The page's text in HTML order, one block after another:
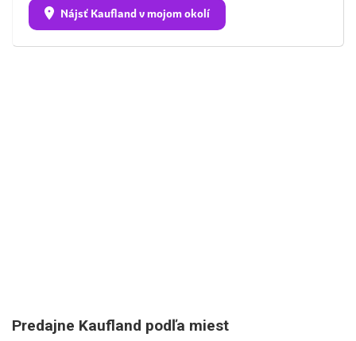
Nájsť Kaufland v mojom okolí
Predajne Kaufland podľa miest